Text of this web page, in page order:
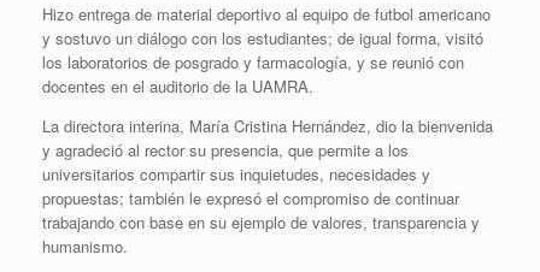
Hizo entrega de material deportivo al equipo de futbol americano
y sostuvo un diálogo con los estudiantes; de igual forma, visitó
los laboratorios de posgrado y farmacología, y se reunió con
docentes en el auditorio de la UAMRA.
La directora interina, María Cristina Hernández, dio la bienvenida
y agradeció al rector su presencia, que permite a los
universitarios compartir sus inquietudes, necesidades y
propuestas; también le expresó el compromiso de continuar
trabajando con base en su ejemplo de valores, transparencia y
humanismo.